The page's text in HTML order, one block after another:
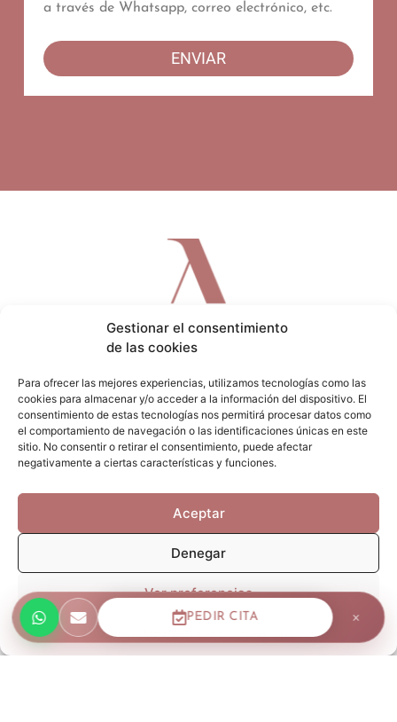
Gestionar el consentimiento
de las cookies
Para ofrecer las mejores experiencias, utilizamos tecnologías como las
cookies para almacenar y/o acceder a la información del dispositivo. El
consentimiento de estas tecnologías nos permitirá procesar datos como
el comportamiento de navegación o las identificaciones únicas en este
sitio. No consentir o retirar el consentimiento, puede afectar
negativamente a ciertas características y funciones.
Aceptar
Denegar
Ver preferencias
Política de Cookies Aviso Legal
F
e
o
o
I
s
t
a
g
r
a
m
W
t
a
p
p
a través de Whatsapp, correo electrónico, etc.
ENVIAR
PEDIR CITA ×